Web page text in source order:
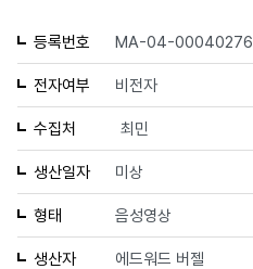
등록번호 MA-04-00040276
전자여부 비전자
수집처 최민
생산일자 미상
형태 음성영상
생산자 에드워드 버젤